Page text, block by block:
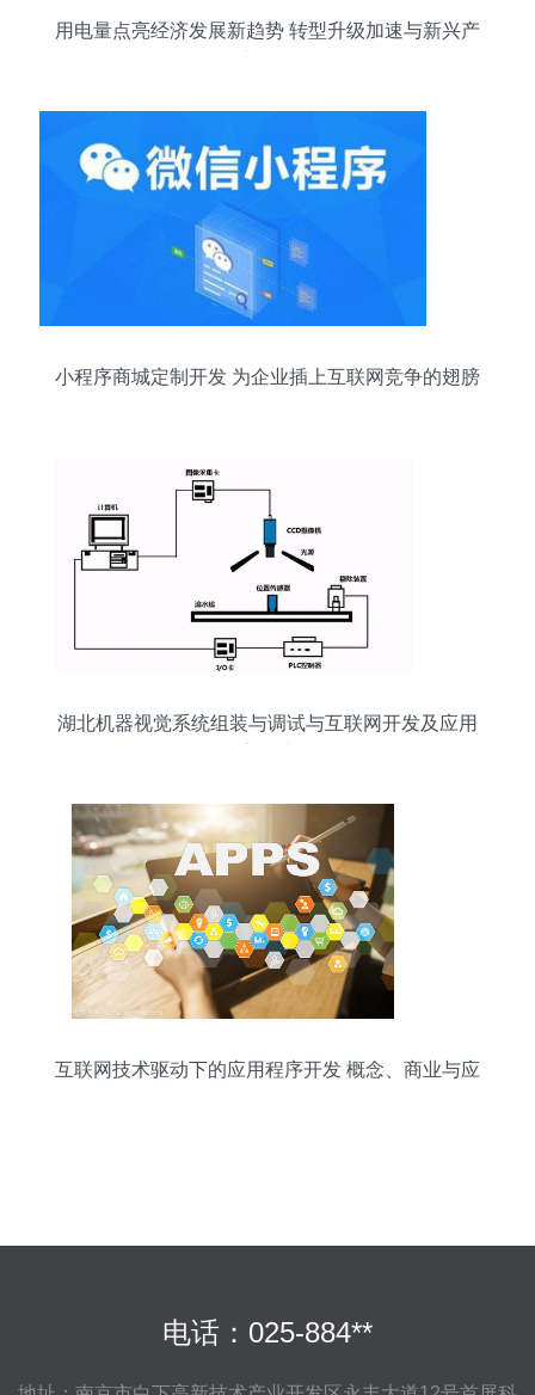
用电量点亮经济发展新趋势 转型升级加速与新兴产
小程序商城定制开发 为企业插上互联网竞争的翅膀
湖北机器视觉系统组装与调试与互联网开发及应用
互联网技术驱动下的应用程序开发 概念、商业与应
电话：025-884**